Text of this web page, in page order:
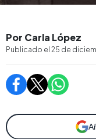
Por Carla López
Publicado el 25 de